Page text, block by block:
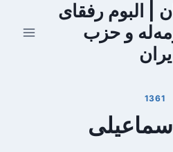
| البوم رفقای
و حزب
1361